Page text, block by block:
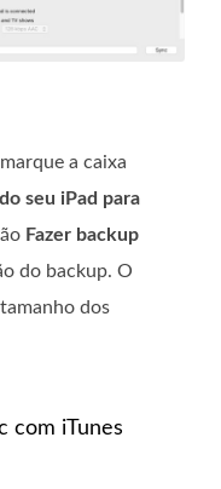
a caixa
seu iPad para
Fazer backup
do backup. O
dos
com iTunes